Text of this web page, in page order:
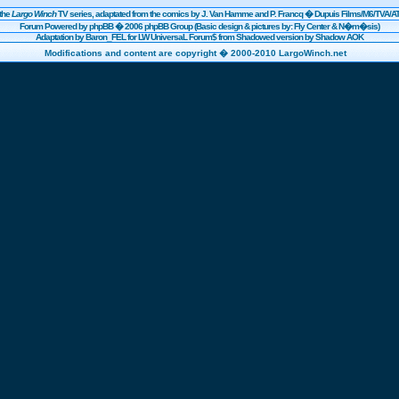
Largo WinchTV series, adaptated from the comics by J. Van Hamme and P. Francq �DupuisFilms/M6/TVA/
Forum Powered byphpBB� 2006 phpBB Group (Basic design & pictures by: Fly Center & N�m�sis)
Adaptation by Baron_FEL for LW UniversaL Forum$ from Shadowed version by Shadow AOK
Modifications and content are copyright � 2000-2010 LargoWinch.net